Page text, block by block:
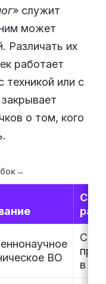
» служит
может
Различать их
работает
или с
о том, кого
→
С
ВО
в